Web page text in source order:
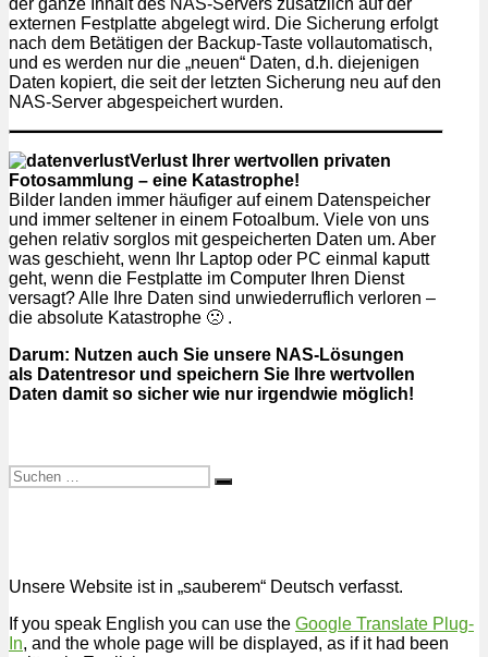
der ganze Inhalt des NAS-Servers zusätzlich auf der
externen Festplatte abgelegt wird. Die Sicherung erfolgt
nach dem Betätigen der Backup-Taste vollautomatisch,
und es werden nur die „neuen“ Daten, d.h. diejenigen
Daten kopiert, die seit der letzten Sicherung neu auf den
NAS-Server abgespeichert wurden.
Verlust Ihrer wertvollen privaten
Fotosammlung – eine Katastrophe!
Bilder landen immer häufiger auf einem Datenspeicher
und immer seltener in einem Fotoalbum. Viele von uns
gehen relativ sorglos mit gespeicherten Daten um. Aber
was geschieht, wenn Ihr Laptop oder PC einmal kaputt
geht, wenn die Festplatte im Computer Ihren Dienst
versagt? Alle Ihre Daten sind unwiederruflich verloren –
die absolute Katastrophe 🙁 .
Darum: Nutzen auch Sie unsere NAS-Lösungen
als Datentresor und speichern Sie Ihre wertvollen
Daten damit so sicher wie nur irgendwie möglich!
Suchen
nach:
Suchen
Unsere Website ist in „sauberem“ Deutsch verfasst.
If you speak English you can use the Google Translate Plug-
In, and the whole page will be displayed, as if it had been